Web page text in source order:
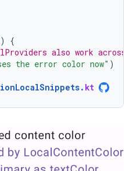
{
also work across
the error color now" )
. kt